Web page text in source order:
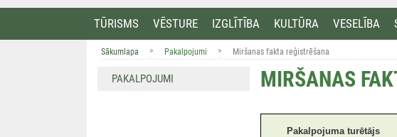
TŪRISMS VĒSTURE IZGLĪTĪBA KULTŪRA VESELĪBA
Sākumlapa > Pakalpojumi > Miršanas fakta reģistrēšana
MIRŠANAS
Pakalpojuma turētājs
PAKALPOJUMI